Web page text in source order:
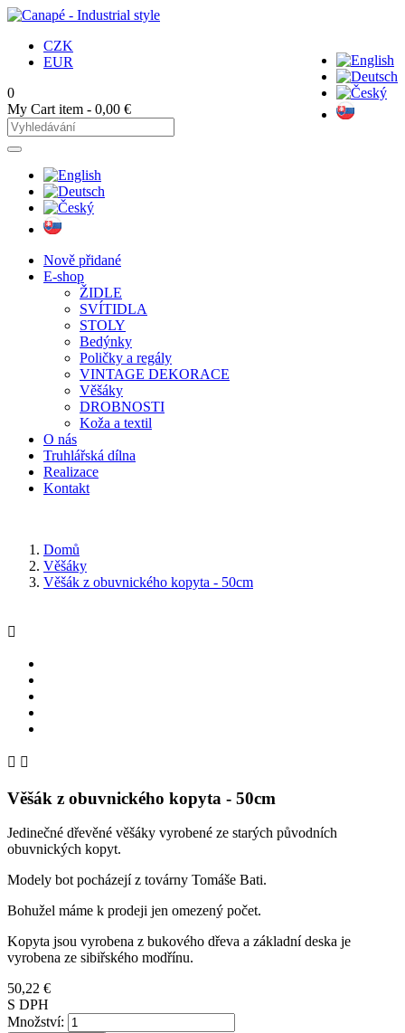
CZK
EUR
0
My Cart item - 0,00 €
Nově přidané
E-shop
ŽIDLE
SVÍTIDLA
STOLY
Bedýnky
Poličky a regály
VINTAGE DEKORACE
Věšáky
DROBNOSTI
Koža a textil
O nás
Truhlářská dílna
Realizace
Kontakt
Domů
Věšáky
Věšák z obuvnického kopyta - 50cm

 
Věšák z obuvnického kopyta - 50cm
Jedinečné dřevěné věšáky vyrobené ze starých původních
obuvnických kopyt.
Modely bot pocházejí z továrny Tomáše Bati.
Bohužel máme k prodeji jen omezený počet.
Kopyta jsou vyrobena z bukového dřeva a základní deska je
vyrobena ze sibiřského modřínu.
50,22 €
S DPH
Množství: